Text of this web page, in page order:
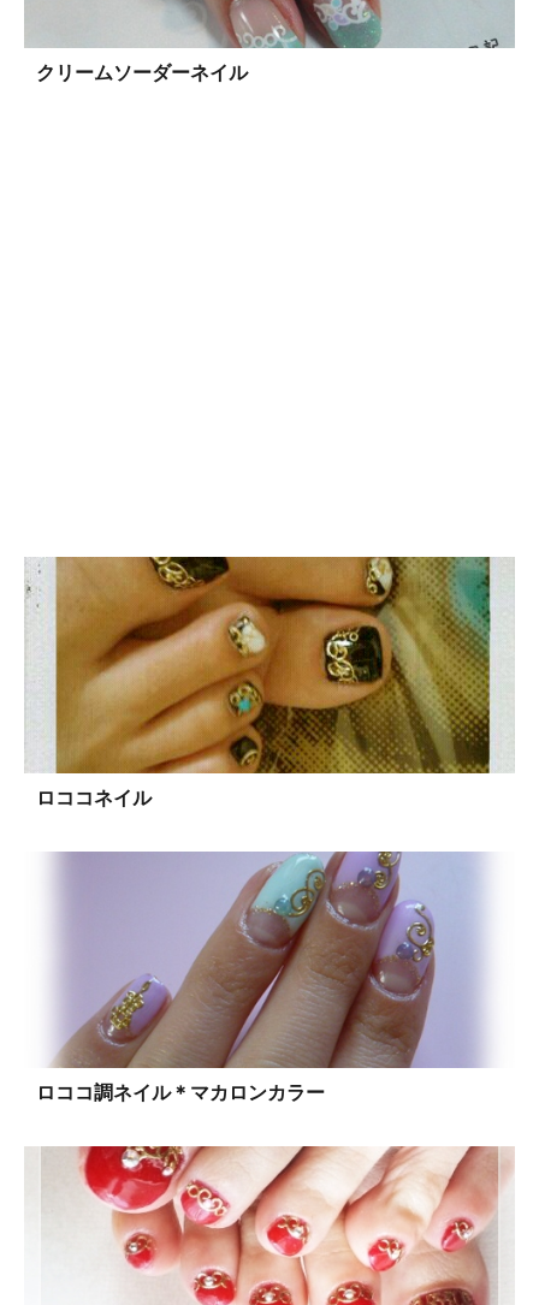
クリームソーダーネイル
ロココネイル
ロココ調ネイル＊マカロンカラー